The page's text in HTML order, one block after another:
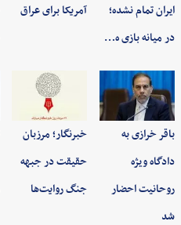
ایران تمام نشده؛
در میانه بازی ه…
آمریکا برای عراق
باقر خرازی به
دادگاه ویژه
روحانیت احضار
شد
خبرنگار؛ مرزبان
حقیقت در جبهه
جنگ روایت‌ها